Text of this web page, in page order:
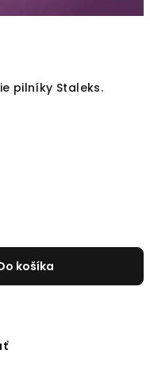
pilníky Staleks.
košíka